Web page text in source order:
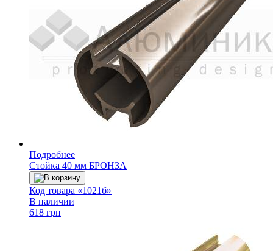
Подробнее
Стойка 40 мм БРОНЗА
В корзину
Код товара «1021б»
В наличии
618 грн